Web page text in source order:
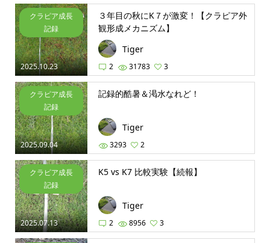
2025.10.23
クラピア成長
記録
３年目の秋にK７が激変！【クラピア外
観形成メカニズム】
Tiger
2 31783 3
2025.09.04
クラピア成長
記録
記録的酷暑＆渇水なれど！
Tiger
3293 2
2025.07.13
クラピア成長
記録
K5 vs K7 比較実験【続報】
Tiger
2 8956 3